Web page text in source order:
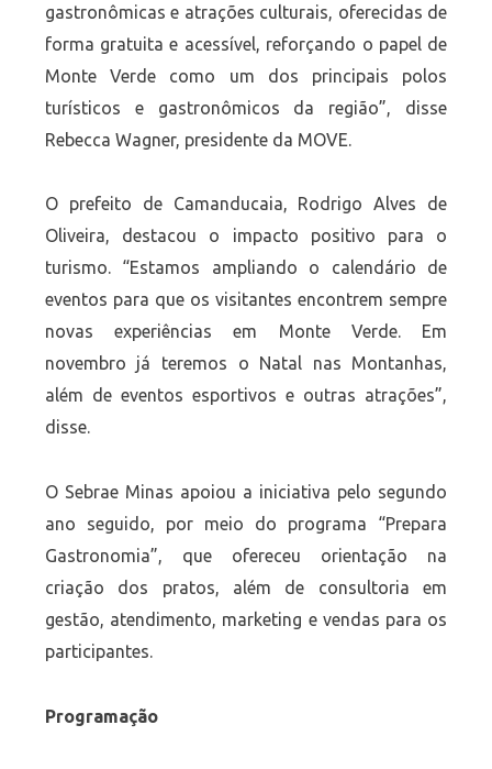
gastronômicas e atrações culturais, oferecidas de
forma gratuita e acessível, reforçando o papel de
Monte Verde como um dos principais polos
turísticos e gastronômicos da região”, disse
Rebecca Wagner, presidente da MOVE.
O prefeito de Camanducaia, Rodrigo Alves de
Oliveira, destacou o impacto positivo para o
turismo. “Estamos ampliando o calendário de
eventos para que os visitantes encontrem sempre
novas experiências em Monte Verde. Em
novembro já teremos o Natal nas Montanhas,
além de eventos esportivos e outras atrações”,
disse.
O Sebrae Minas apoiou a iniciativa pelo segundo
ano seguido, por meio do programa “Prepara
Gastronomia”, que ofereceu orientação na
criação dos pratos, além de consultoria em
gestão, atendimento, marketing e vendas para os
participantes.
Programação